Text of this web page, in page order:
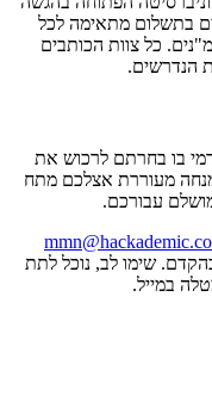
בתשלום מתאימה לכל
כל צוות הכותבים
הנדרשים.
בו בחרתם לרכוש את
מעוררת אצלכם מתח
עבורכם.
שימו לב, נוכל לתת
במייל.